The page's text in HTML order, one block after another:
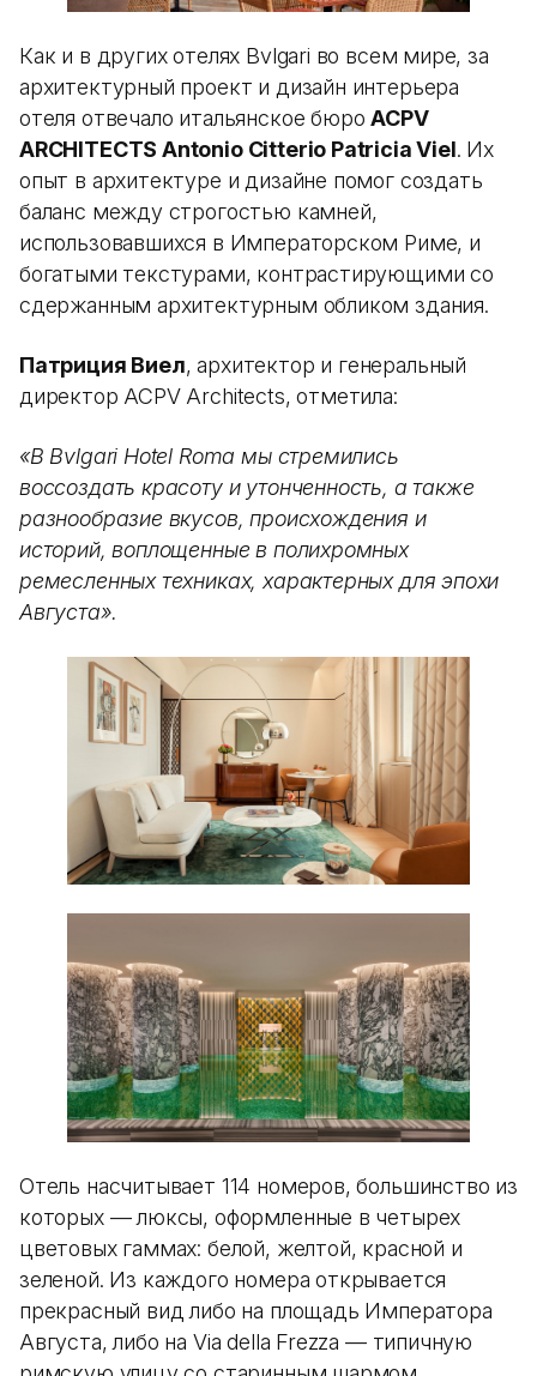
Как и в других отелях Bvlgari во всем мире, за
архитектурный проект и дизайн интерьера
отеля отвечало итальянское бюроACPV
ARCHITECTS Antonio Citterio Patricia Viel. Их
опыт в архитектуре и дизайне помог создать
баланс между строгостью камней,
использовавшихся в Императорском Риме, и
богатыми текстурами, контрастирующими со
сдержанным архитектурным обликом здания.
Патриция Виел, архитектор и генеральный
директор ACPV Architects, отметила:
«В Bvlgari Hotel Roma мы стремились
воссоздать красоту и утонченность, а также
разнообразие вкусов, происхождения и
историй, воплощенные в полихромных
ремесленных техниках, характерных для эпохи
Августа».
Отель насчитывает 114 номеров, большинство из
которых — люксы, оформленные в четырех
цветовых гаммах: белой, желтой, красной и
зеленой. Из каждого номера открывается
прекрасный вид либо на площадь Императора
Августа, либо на Via della Frezza — типичную